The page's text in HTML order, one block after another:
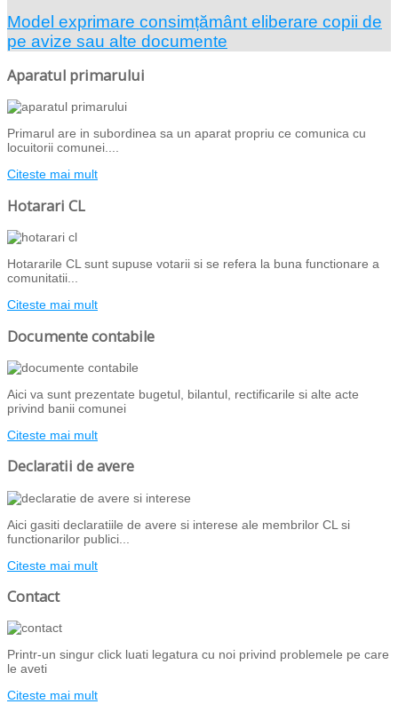
Model exprimare consimțământ eliberare copii de
pe avize sau alte documente
Aparatul primarului
Primarul are in subordinea sa un aparat propriu ce comunica cu
locuitorii comunei....
Citeste mai mult
Hotarari CL
Hotararile CL sunt supuse votarii si se refera la buna functionare a
comunitatii...
Citeste mai mult
Documente contabile
Aici va sunt prezentate bugetul, bilantul, rectificarile si alte acte
privind banii comunei
Citeste mai mult
Declaratii de avere
Aici gasiti declaratiile de avere si interese ale membrilor CL si
functionarilor publici...
Citeste mai mult
Contact
Printr-un singur click luati legatura cu noi privind problemele pe care
le aveti
Citeste mai mult